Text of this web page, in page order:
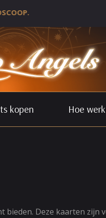
kopen Hoe
Deze kaarten zijn